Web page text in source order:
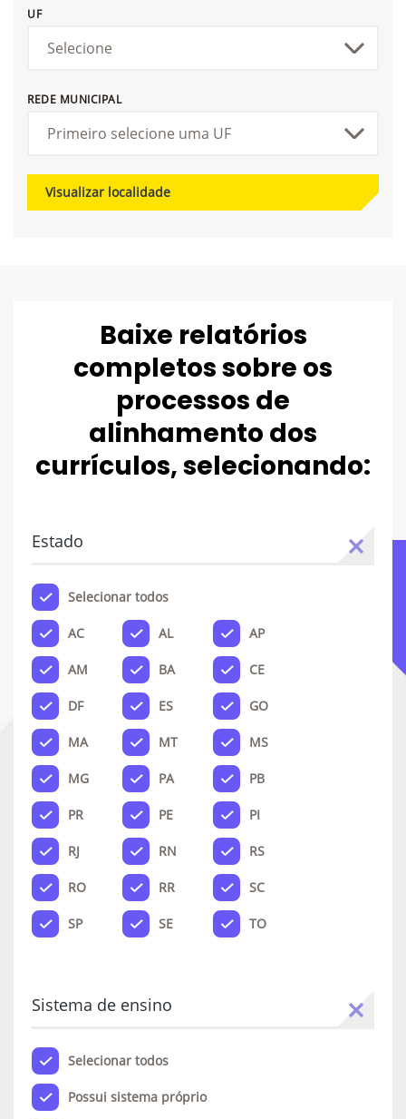
UF
REDE MUNICIPAL
Visualizar localidade
Baixe relatórios
completos sobre os
processos de
alinhamento dos
currículos, selecionando:
Estado
Selecionar todos
AC AL AP
AM BA CE
DF ES GO
MA MT MS
MG PA PB
PR PE PI
RJ RN RS
RO RR SC
SP SE TO
Sistema de ensino
Selecionar todos
Possui sistema próprio